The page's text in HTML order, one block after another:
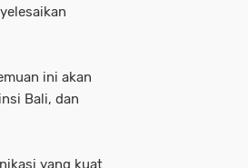
ini akan
Bali, dan
yang kuat